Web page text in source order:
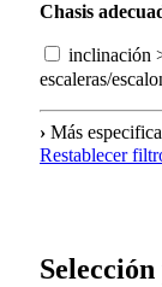
Chasis
escaleras/
› Más
Restablecer